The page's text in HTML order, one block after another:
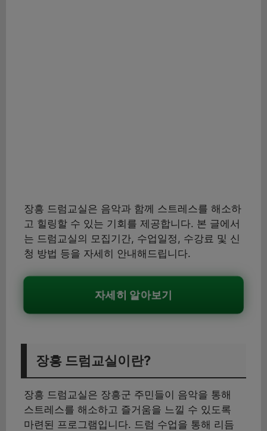
장흥 드럼교실은 음악과 함께 스트레스를 해소하
고 힐링할 수 있는 기회를 제공합니다. 본 글에서
는 드럼교실의 모집기간, 수업일정, 수강료 및 신
청 방법 등을 자세히 안내해드립니다.
자세히 알아보기
장흥 드럼교실이란?
장흥 드럼교실은 장흥군 주민들이 음악을 통해
스트레스를 해소하고 즐거움을 느낄 수 있도록
마련된 프로그램입니다. 드럼 수업을 통해 리듬